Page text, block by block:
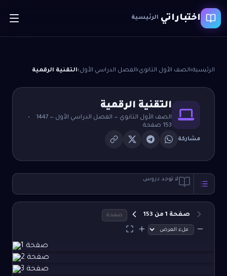
اختباراتي الرئيسية
الرئيسية›الصف الأول الثانوي›الفصل الدراسي الأول›التقنية الرقمية
التقنية الرقمية
الصف الأول الثانوي — الفصل الدراسي الأول — 1447
•
153 صفحة
مشاركة
لا توجد دروس
صفحة 1 من 153